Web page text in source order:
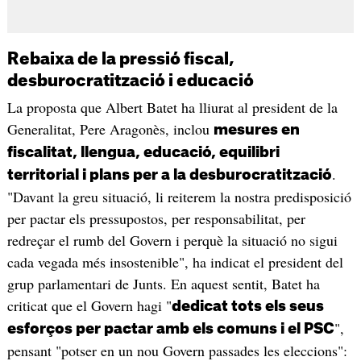
Rebaixa de la pressió fiscal,
desburocratització i educació
La proposta que Albert Batet ha lliurat al president de la
Generalitat, Pere Aragonès, inclou mesures en
fiscalitat, llengua, educació, equilibri
territorial i plans per a la desburocratització.
"Davant la greu situació, li reiterem la nostra predisposició
per pactar els pressupostos, per responsabilitat, per
redreçar el rumb del Govern i perquè la situació no sigui
cada vegada més insostenible", ha indicat el president del
grup parlamentari de Junts. En aquest sentit, Batet ha
criticat que el Govern hagi "dedicat tots els seus
esforços per pactar amb els comuns i el PSC",
pensant "potser en un nou Govern passades les eleccions":